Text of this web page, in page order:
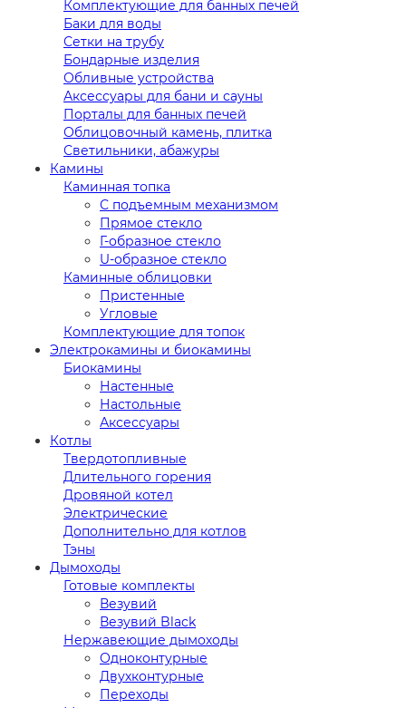
Комплектующие для банных печей
Баки для воды
Сетки на трубу
Бондарные изделия
Обливные устройства
Аксессуары для бани и сауны
Порталы для банных печей
Облицовочный камень, плитка
Светильники, абажуры
Камины
Каминная топка
С подъемным механизмом
Прямое стекло
Г-образное стекло
U-образное стекло
Каминные облицовки
Пристенные
Угловые
Комплектующие для топок
Электрокамины и биокамины
Биокамины
Настенные
Настольные
Аксессуары
Котлы
Твердотопливные
Длительного горения
Дровяной котел
Электрические
Дополнительно для котлов
Тэны
Дымоходы
Готовые комплекты
Везувий
Везувий Black
Нержавеющие дымоходы
Одноконтурные
Двухконтурные
Переходы